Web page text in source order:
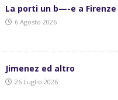
La porti un b—-e a Firenze
6 Agosto 2026
Jimenez ed altro
26 Luglio 2026